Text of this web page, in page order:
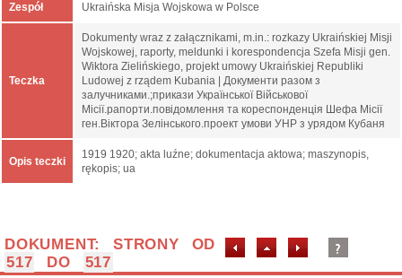
Zespół Ukraińska Misja Wojskowa w Polsce
Teczka
Dokumenty wraz z załącznikami, m.in.: rozkazy Ukraińskiej Misji
Wojskowej, raporty, meldunki i korespondencja Szefa Misji gen.
Wiktora Zielińskiego, projekt umowy Ukraińskiej Republiki
Ludowej z rządem Kubania | Документи разом з
залучниками.;прикази Української Військової
Місії.рапорти.повідомлення та кореспонденція Шефа Місії
ген.Віктора Зелінського.проект умови УНР з урядом Кубаня
Opis teczki
1919 1920; akta luźne; dokumentacja aktowa; maszynopis,
rękopis; ua
DOKUMENT: STRONY OD
517
DO 517